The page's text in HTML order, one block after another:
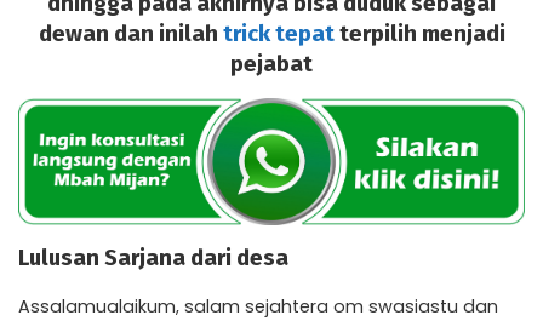
dewan dan inilah trick tepatterpilih menjadi
pejabat
Lulusan Sarjana dari desa
Assalamualaikum, salam sejahtera om swasiastu dan